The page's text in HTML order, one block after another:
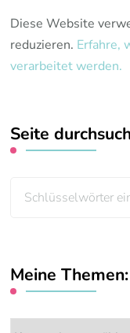
Diese Website
reduzieren. Erfahre,
verarbeitet werden.
Seite
Meine Themen: